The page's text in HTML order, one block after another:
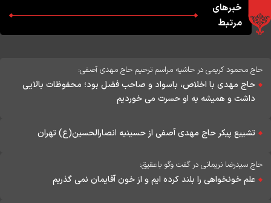
خبرهای
مرتبط
حاج محمود کریمی در حاشیه مراسم ترحیم حاج مهدی آصفی:
حاج مهدی با اخلاص، باسواد و صاحب فضل بود؛ محفوظات بالایی
داشت و همیشه به او حسرت می خوردیم
تشییع پیکر حاج مهدی آصفی از حسینیه انصارالحسین(ع) تهران
حاج سیدرضا نریمانی در گفت وگو باعقیق:
علم خونخواهی را بلند کرده ایم و از خون آقایمان نمی گذریم